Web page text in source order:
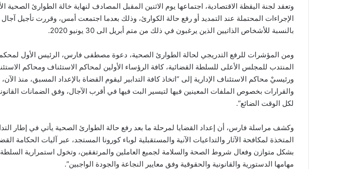
وتعقد لجنة اليقظة الاقتصادية، اجتماعها يوم الاثنين المقبل المصادف لنهاية خالة الطوارئ الصحية
الإجراءات المحتملة عند التمديد أو رفع حالة الكوارئ، وذلك بعدما اجتمعت أمس، وقررت تأجيل
بالنسبة للأشخاص الذاتيين الذين يرغبون في ذلك من متم أبريل الى 30 يونيو 2020.
ومن المؤشرات للرفع التدريجي لحالة الطوارئ الصحية، دعوة مصطفى فارس، الرئيس الأول
المنتدب للمجلس الأعلى للسلطة القضائية، كافة الرؤساء الأولين لمحاكم الاستئناف ومحاكم
ورئيسيْ محاكم الاستئناف الإدارية إلى “اتخاذ كافة التدابير ليقوم القضاة بالإعداد المسبق، منذ
والقرارات بخصوص الملفات المعينين فيها لتيسير البت فيها في أقرب الآجال، وفق الضمانات
لكل الوقت الضائع”.
وكشف مراسلة فارس، أن إعداد القضايا لمرحلة ما بعد رفع حالة الطوارئ الصحية يأتي في إطار
المتخذة لمكافحة الآثار والتداعيات الآنية والمستقبلية لوباء كورونا المستجد، عبر آليات الحكامة
بشكل متوازن وفعال شروط الصحة والسلامة لجميع العاملين والمرتفقين، وتخول استمرارية السلطة
مهامها الدستورية والقانونية والحقوقية وفق معايير النجاعة والجودة الواجبين”.